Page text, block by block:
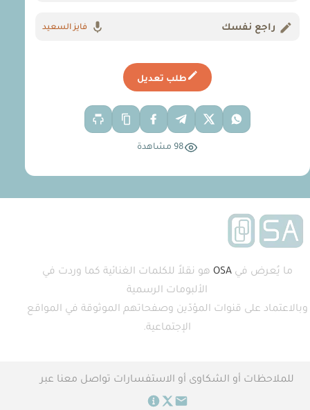
راجع نفسك فايز السعيد
طلب تعديل
98 مشاهدة
ما يُعرض فيOSA هو نقلاً للكلمات الغنائية كما وردت في
الألبومات الرسمية
وبالاعتماد على قنوات المؤدّين وصفحاتهم الموثوقة في المواقع
الإجتماعية.
للملاحظات أو الشكاوى أو الاستفسارات تواصل معنا عبر